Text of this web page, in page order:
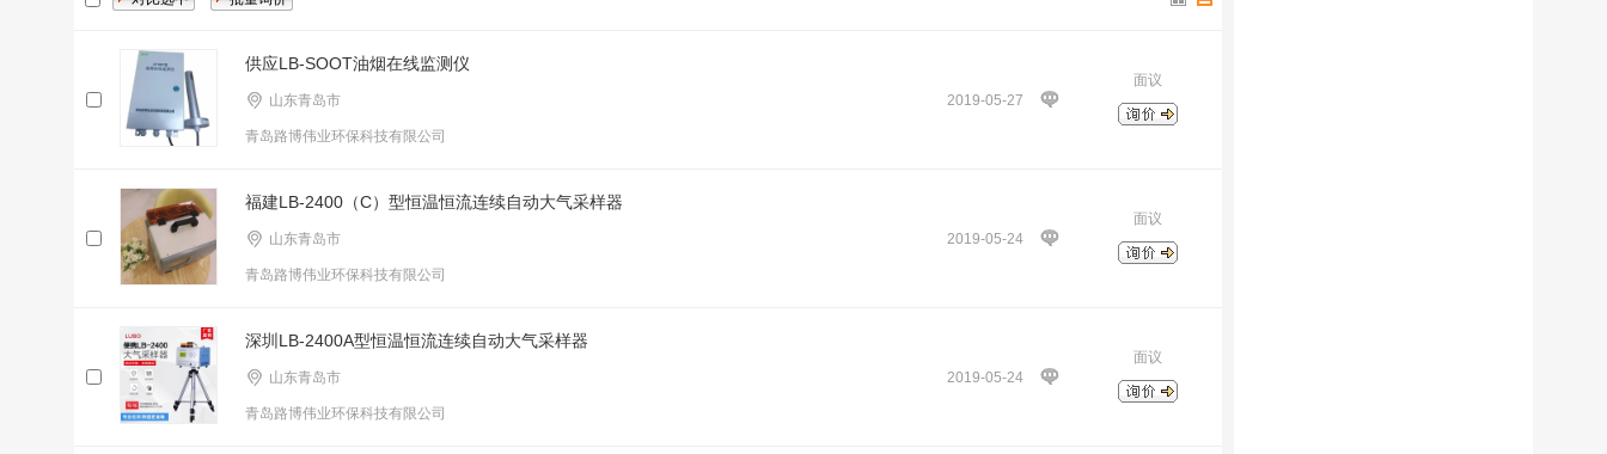
供应LB-SOOT油烟在线监测仪
2019-05-27
山东青岛市
青岛路博伟业环保科技有限公司
面议
福建LB-2400（C）型恒温恒流连续自动大气采样器
2019-05-24
山东青岛市
青岛路博伟业环保科技有限公司
面议
深圳LB-2400A型恒温恒流连续自动大气采样器
2019-05-24
山东青岛市
青岛路博伟业环保科技有限公司
面议